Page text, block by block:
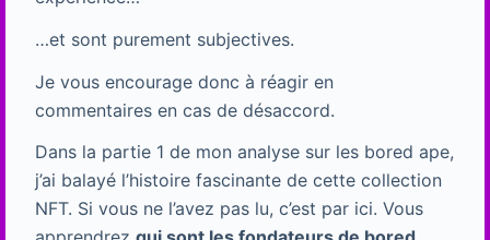
…et sont purement subjectives.
Je vous encourage donc à réagir en
commentaires en cas de désaccord.
Dans la partie 1 de mon analyse sur les bored ape,
j’ai balayé l’histoire fascinante de cette collection
NFT. Si vous ne l’avez pas lu, c’est par ici. Vous